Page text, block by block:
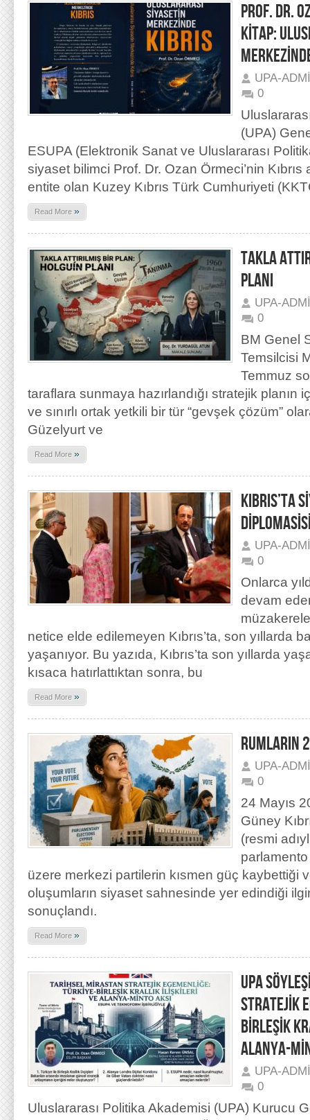
PROF. DR.
KİTAP:
UPA-
0
(UPA)
ESUPA (Elektronik Sanat ve Uluslararası
siyaset bilimci Prof. Dr. Ozan Örmeci’nin Kıbrıs
entite olan Kuzey Kıbrıs Türk Cumhuriyeti
Read More »
TAKLA
PLANI
UPA-
0
BM Genel
Temsilcisi
Temmuz
taraflara sunmaya hazırlandığı stratejik planın
ve sınırlı ortak yetkili bir tür “gevşek çözüm”
Güzelyurt ve
Read More »
KIBRIS’TA
UPA-
0
Onlarca
devam
netice elde edilemeyen Kıbrıs’ta, son yıllarda
yaşanıyor. Bu yazıda, Kıbrıs’ta son yıllarda
kısaca hatırlattıktan sonra, bu
Read More »
RUMLARIN
UPA-
0
24 Mayıs
Güney
(resmi
üzere merkezi partilerin kısmen güç kaybettiği
oluşumların siyaset sahnesinde yer edindiği
sonuçlandı.
Read More »
UPA
STRATEJİK
BİRLEŞİK
ALANYA-
UPA-
0
Uluslararası Politika Akademisi (UPA) Kurucu